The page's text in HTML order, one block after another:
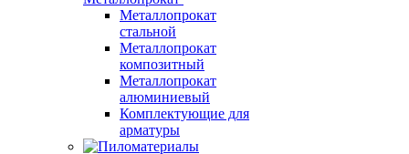
Металлопрокат
стальной
Металлопрокат
композитный
Металлопрокат
алюминиевый
Комплектующие для
арматуры